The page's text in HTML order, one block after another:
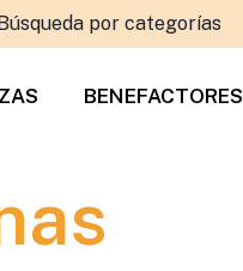
por categorías
BENEFACTORES